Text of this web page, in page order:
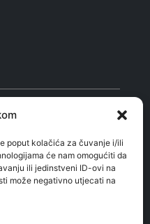
poput kolačića za čuvanje i/ili
će nam omogućiti da
ili jedinstveni ID-ovi na
može negativno utjecati na